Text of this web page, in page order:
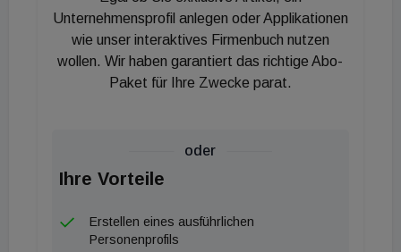
Büro auch in Zukunft für Unternehmen und deren
Mitarbeitende eine wesentliche Rolle spielen wird.
Das Büro bleibt der zentrale Ort zur
Zusammenarbeit, zur Kommunikation und zum
Gemeinsam mit der DKB setzen wir mit dem
Upbeat ein gleichermaßen innovatives und
nachhaltiges Gebäude- und Raumkonzept um. Mit
Unternehmensprofil anlegen oder Applikationen
wie unser interaktives Firmenbuch nutzen
wollen. Wir haben garantiert das richtige Abo-
Paket für Ihre Zwecke parat.
oder
Ihre Vorteile
Erstellen eines ausführlichen
Personenprofils